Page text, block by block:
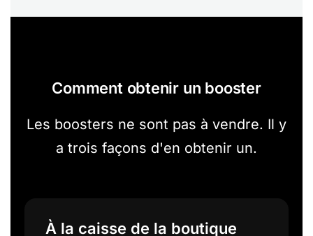
Comment obtenir un booster
Les boosters ne sont pas à vendre. Il y
a trois façons d'en obtenir un.
À la caisse de la boutique